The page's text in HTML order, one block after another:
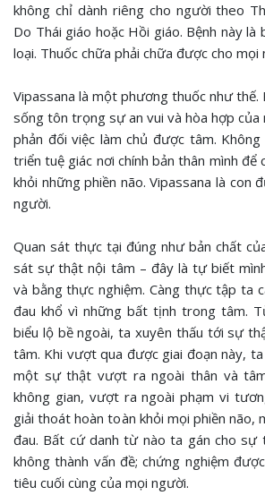
không chỉ dành riêng cho người theo
Do Thái giáo hoặc Hồi giáo. Bệnh này là
loại. Thuốc chữa phải chữa được cho mọi
Vipassana là một phương thuốc như thế.
sống tôn trọng sự an vui và hòa hợp của
phản đối việc làm chủ được tâm.
triển tuệ giác nơi chính bản thân mình
khỏi những phiền não. Vipassana là con
người.
Quan sát thực tại đúng như bản chất
sát sự thật nội tâm – đây là tự biết
và bằng thực nghiệm. Càng thực tập ta
đau khổ vì những bất tịnh trong tâm.
biểu lộ bề ngoài, ta xuyên thấu tới sự
tâm. Khi vượt qua được giai đoạn này,
một sự thật vượt ra ngoài thân và
không gian, vượt ra ngoài phạm vi
giải thoát hoàn toàn khỏi mọi phiền não,
đau. Bất cứ danh từ nào ta gán cho sự
không thành vấn đề; chứng nghiệm
tiêu cuối cùng của mọi người.